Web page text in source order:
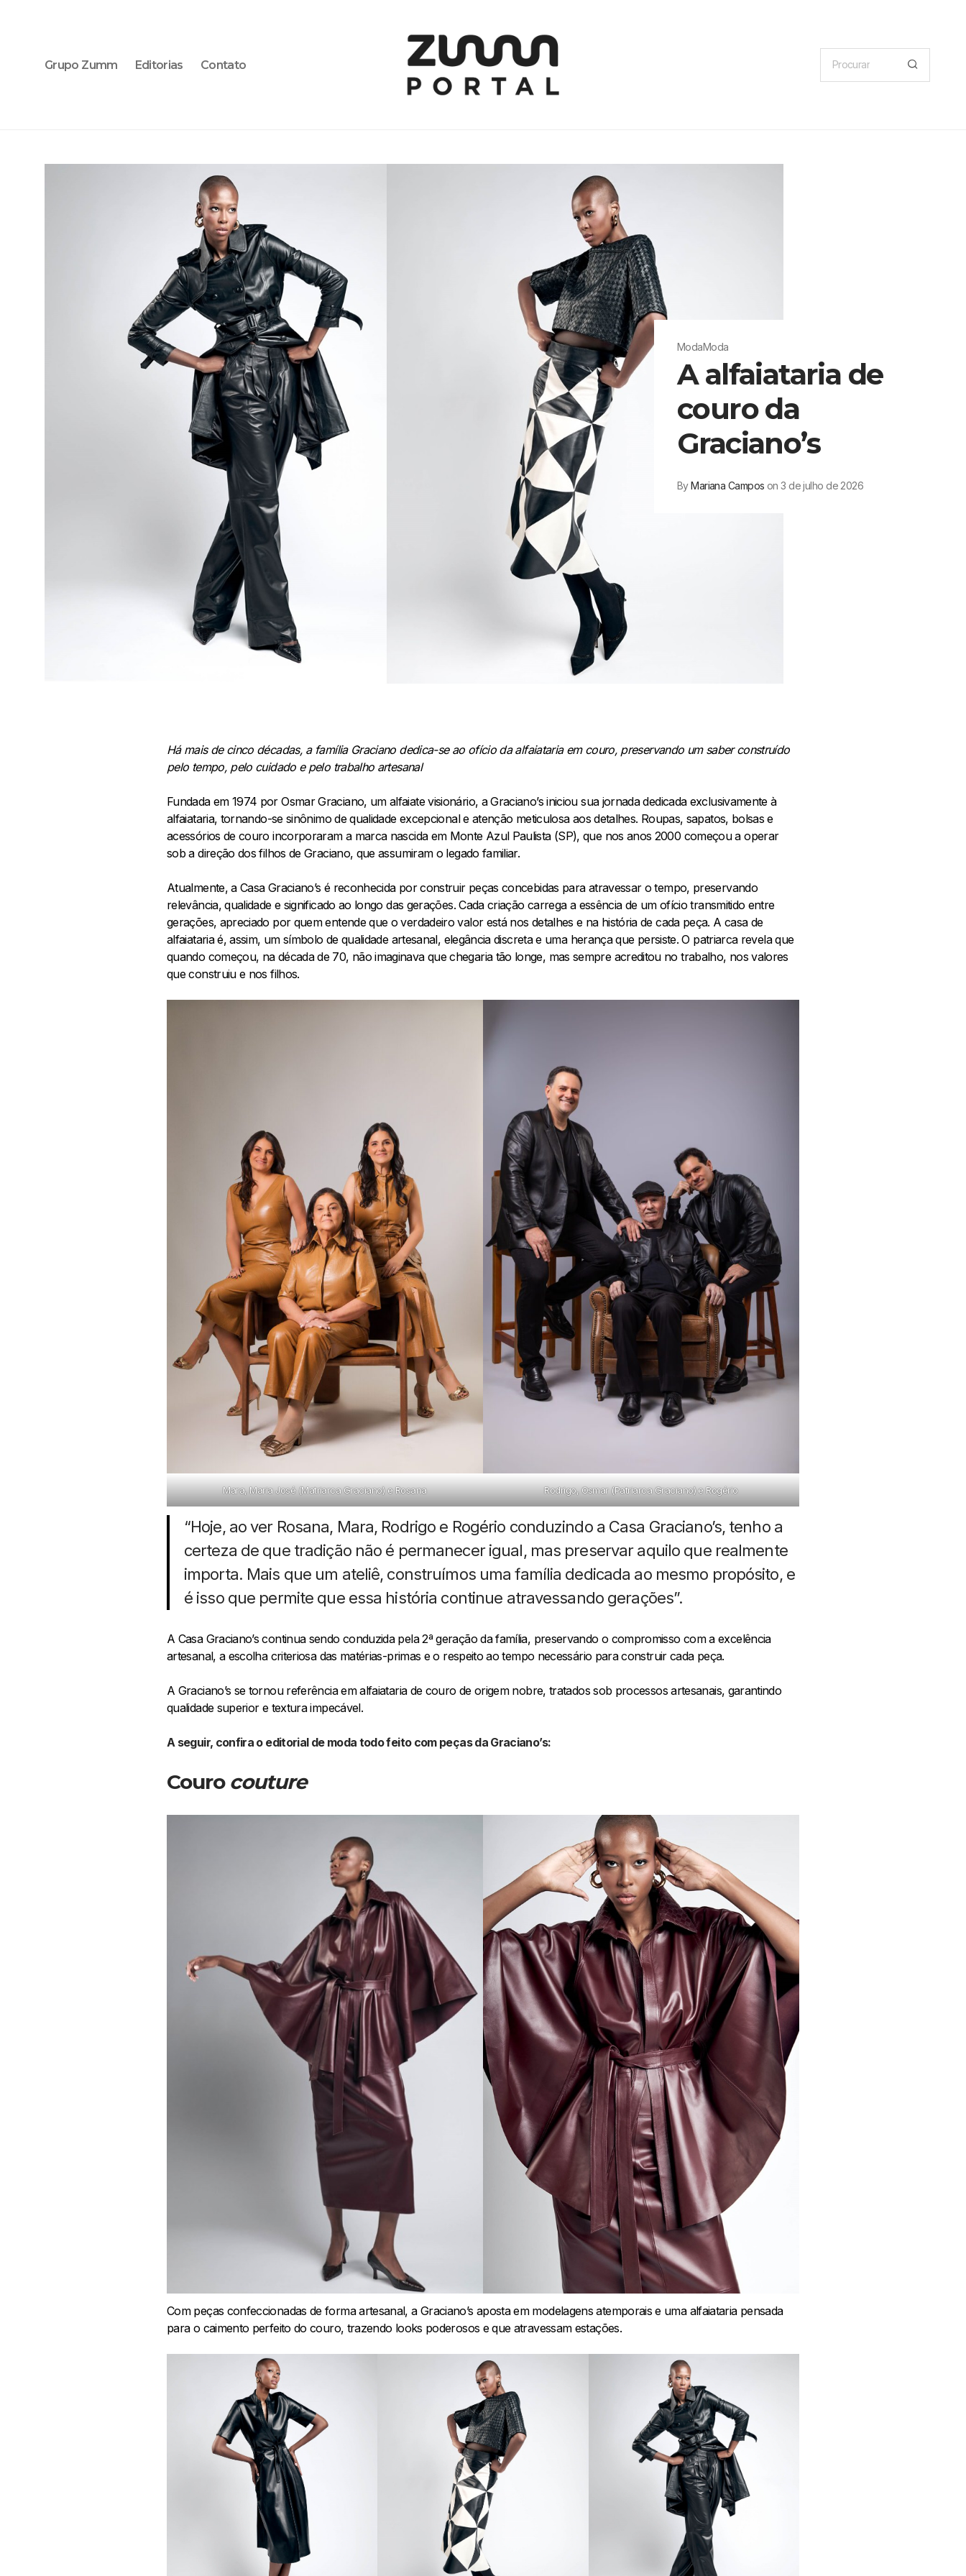
Grupo Zumm Editorias Contato
ModaModa
A alfaiataria de
couro da
Graciano’s
ByMariana Campos on 3 de julho de 2026
Há mais de cinco décadas, a família Graciano dedica-se ao ofício da alfaiataria em couro, preservando um saber construído
pelo tempo, pelo cuidado e pelo trabalho artesanal
Fundada em 1974 por Osmar Graciano, um alfaiate visionário, a Graciano’s iniciou sua jornada dedicada exclusivamente à
alfaiataria, tornando-se sinônimo de qualidade excepcional e atenção meticulosa aos detalhes. Roupas, sapatos, bolsas e
acessórios de couro incorporaram a marca nascida em Monte Azul Paulista (SP), que nos anos 2000 começou a operar
sob a direção dos filhos de Graciano, que assumiram o legado familiar.
Atualmente, a Casa Graciano’s é reconhecida por construir peças concebidas para atravessar o tempo, preservando
relevância, qualidade e significado ao longo das gerações. Cada criação carrega a essência de um ofício transmitido entre
gerações, apreciado por quem entende que o verdadeiro valor está nos detalhes e na história de cada peça. A casa de
alfaiataria é, assim, um símbolo de qualidade artesanal, elegância discreta e uma herança que persiste. O patriarca revela que
quando começou, na década de 70, não imaginava que chegaria tão longe, mas sempre acreditou no trabalho, nos valores
que construiu e nos filhos.
Mara, Maria José (Matriarca Graciano) e Rosana Rodrigo, Osmar (Patriarca Graciano) e Rogério
“Hoje, ao ver Rosana, Mara, Rodrigo e Rogério conduzindo a Casa Graciano’s, tenho a
certeza de que tradição não é permanecer igual, mas preservar aquilo que realmente
importa. Mais que um ateliê, construímos uma família dedicada ao mesmo propósito, e
é isso que permite que essa história continue atravessando gerações”.
A Casa Graciano’s continua sendo conduzida pela 2ª geração da família, preservando o compromisso com a excelência
artesanal, a escolha criteriosa das matérias-primas e o respeito ao tempo necessário para construir cada peça.
A Graciano’s se tornou referência em alfaiataria de couro de origem nobre, tratados sob processos artesanais, garantindo
qualidade superior e textura impecável.
A seguir, confira o editorial de moda todo feito com peças da Graciano’s:
Couro couture
Com peças confeccionadas de forma artesanal, a Graciano’s aposta em modelagens atemporais e uma alfaiataria pensada
para o caimento perfeito do couro, trazendo looks poderosos e que atravessam estações.